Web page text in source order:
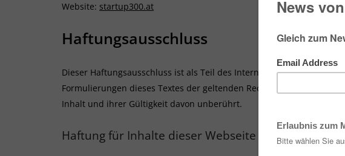
Website: startup300.at
Haftungsausschluss
Dieser Haftungsausschluss ist als Teil des Internetangebotes zu
Formulierungen dieses Textes der geltenden Rechtslage nicht,
Inhalt und ihrer Gültigkeit davon unberührt.
Haftung für Inhalte dieser Webseite